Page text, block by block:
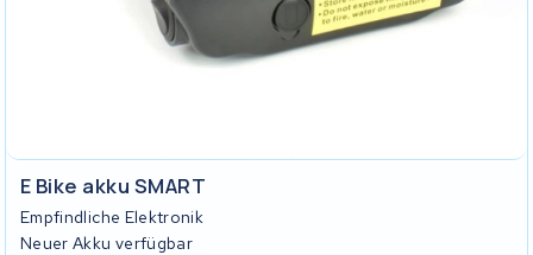
E Bike akku SMART
Empfindliche Elektronik
Neuer Akku verfügbar